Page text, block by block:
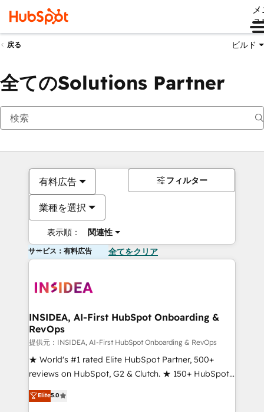
ュ
戻る ビルド
全てのSolutions Partner
有料広告
業種を選択
表示順： 関連性
フィルター
サービス：有料広告 全てをクリア
INSIDEA, AI-First HubSpot Onboarding &
RevOps
提供元：INSIDEA, AI-First HubSpot Onboarding & RevOps
★ World's #1 rated Elite HubSpot Partner, 500+
reviews on HubSpot, G2 & Clutch. ★ 150+ HubSpot
Certified Experts & Trainers across the team ★
1,500+ implementations across five continents ★ AI-
Elite5.0